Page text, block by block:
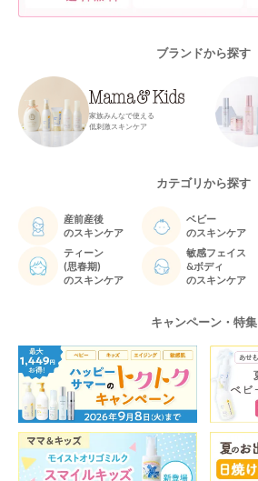
ブランドから探す
家族みんなで使える
低刺激スキンケア
カテゴリから探す
産前産後
のスキンケア
ベビー
のスキンケア
ティーン
(思春期)
のスキンケア
敏感フェイス
&ボディ
のスキンケア
キャンペーン・特集